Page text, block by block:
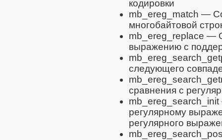
кодировки
mb_ereg_match —
многобайтовой
mb_ereg_replace —
выражению с
следующего
сравнения с
mb_ereg_search_init
регулярному
регулярного